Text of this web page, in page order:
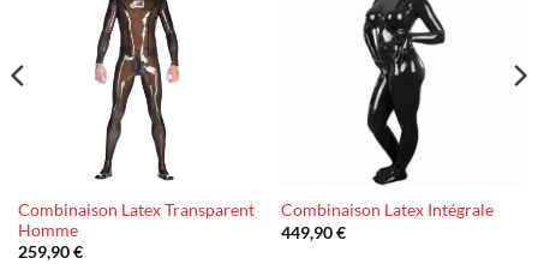
Combinaison Latex Transparent
Homme
259,90€
Combinaison Latex Intégrale
449,90€